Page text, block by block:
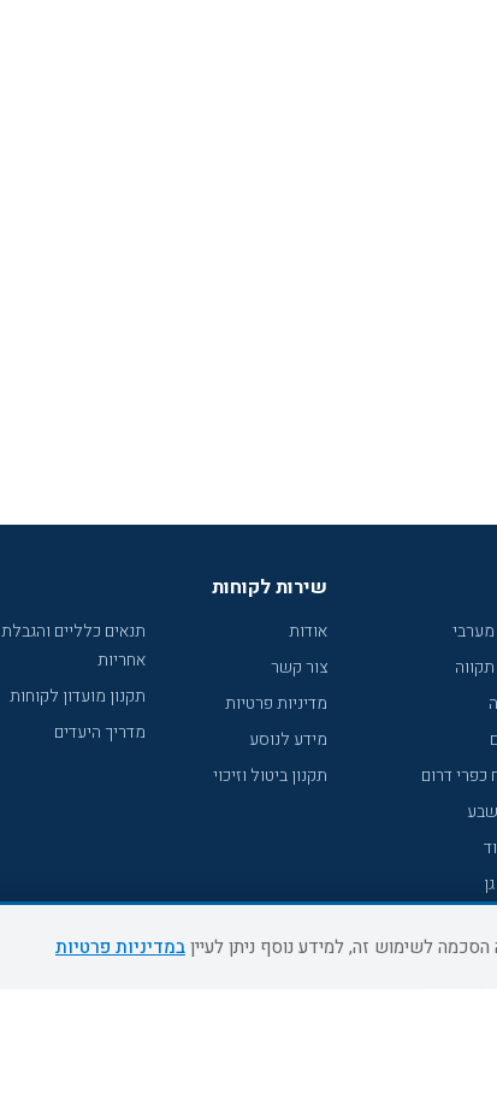
כפרי דרום
שירות לקוחות
אודות
צור קשר
מדיניות פרטיות
מידע לנוסע
תקנון ביטול וזיכוי
תנאים כלליים והגבלת
אחריות
תקנון מועדון לקוחות
מדריך היעדים
במדיניות פרטיות